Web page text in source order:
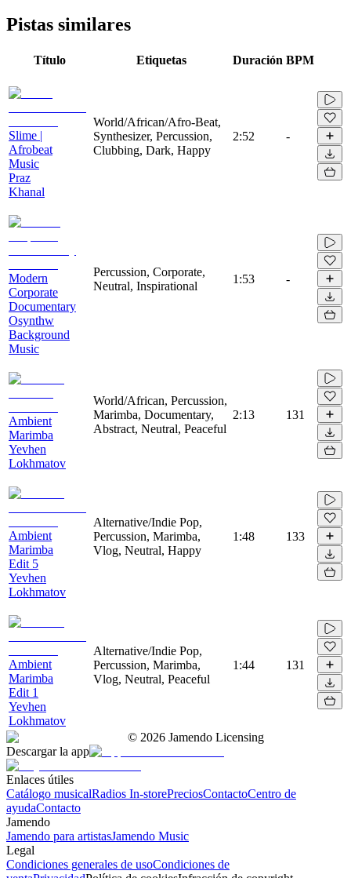
Pistas similares
Título Etiquetas Duración BPM
Slime |
Afrobeat
Music
Praz
Khanal
World/African/Afro-Beat,
Synthesizer, Percussion,
Clubbing, Dark, Happy
2:52 -
Modern
Corporate
Documentary
Osynthw
Background
Music
Percussion, Corporate,
Neutral, Inspirational
1:53 -
Ambient
Marimba
Yevhen
Lokhmatov
World/African, Percussion,
Marimba, Documentary,
Abstract, Neutral, Peaceful
2:13 131
Ambient
Marimba
Edit 5
Yevhen
Lokhmatov
Alternative/Indie Pop,
Percussion, Marimba,
Vlog, Neutral, Happy
1:48 133
Ambient
Marimba
Edit 1
Yevhen
Lokhmatov
Alternative/Indie Pop,
Percussion, Marimba,
Vlog, Neutral, Peaceful
1:44 131
© 2026 Jamendo Licensing
Descargar la app
Enlaces útiles
Catálogo musicalRadios In-storePreciosContactoCentro de
ayudaContacto
Jamendo
Jamendo para artistasJamendo Music
Legal
Condiciones generales de usoCondiciones de